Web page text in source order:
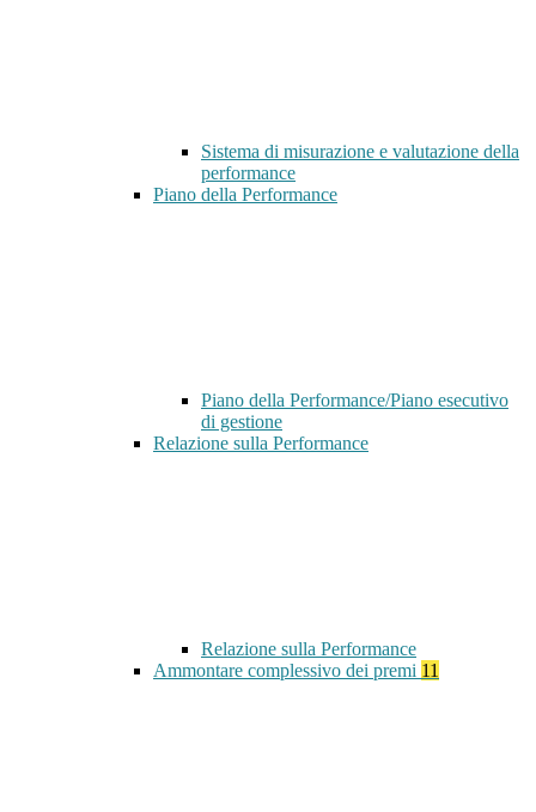
Sistema di misurazione e valutazione della
performance
Piano della Performance
Piano della Performance/Piano esecutivo
di gestione
Relazione sulla Performance
Relazione sulla Performance
Ammontare complessivo dei premi 11